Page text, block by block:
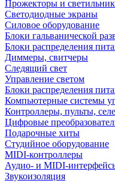
Прожекторы и
Светодиодные экраны
Силовое оборудование
Блоки гальванической
Блоки распределения
Диммеры, свитчеры
Следящий свет
Управление светом
Блоки распределения
Компьютерные системы
Контроллеры, пульты,
Цифровые
Подарочные хиты
Студийное оборудование
MIDI-контроллеры
Аудио- и MIDI-
Звукоизоляция